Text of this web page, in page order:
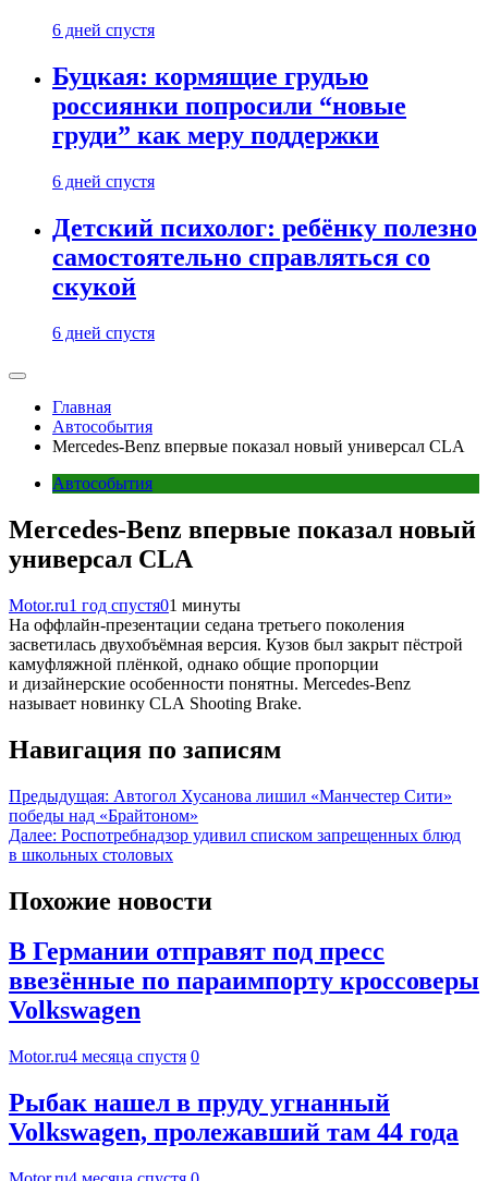
6 дней спустя
Буцкая: кормящие грудью
россиянки попросили “новые
груди” как меру поддержки
6 дней спустя
Детский психолог: ребёнку полезно
самостоятельно справляться со
скукой
6 дней спустя
Главная
Автособытия
Mercedes-Benz впервые показал новый универсал CLA
Автособытия
Mercedes-Benz впервые показал новый
универсал CLA
Motor.ru1 год спустя01 минуты
На оффлайн-презентации седана третьего поколения
засветилась двухобъёмная версия. Кузов был закрыт пёстрой
камуфляжной плёнкой, однако общие пропорции
и дизайнерские особенности понятны. Mercedes-Benz
называет новинку CLA Shooting Brake.
Навигация по записям
Предыдущая: Автогол Хусанова лишил «Манчестер Сити»
победы над «Брайтоном»
Далее: Роспотребнадзор удивил списком запрещенных блюд
в школьных столовых
Похожие новости
В Германии отправят под пресс
ввезённые по параимпорту кроссоверы
Volkswagen
Motor.ru4 месяца спустя 0
Рыбак нашел в пруду угнанный
Volkswagen, пролежавший там 44 года